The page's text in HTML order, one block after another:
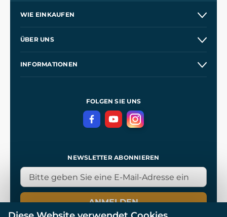
WIE EINKAUFEN
Kontakt
ÜBER UNS
INFORMATIONEN
DatenschutzerklärungFOLGEN SIE UNS
NEWSLETTER ABONNIEREN
ANMELDEN